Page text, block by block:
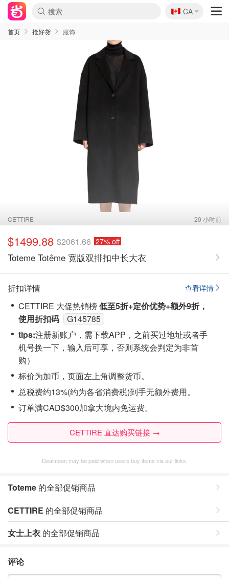
🇨🇦
CA
首页 抢好货 服饰
CETTIRE 20 小时前
$1499.88 $2061.66 27% off
Toteme Totême 宽版双排扣中长大衣
查看详情
折扣详情
CETTIRE 大促热销榜低至5折+定价优势+额外9折，
使用折扣码
G145785
tips:注‮新册‬账户，需下载APP，之前买过地址或者手
机号换一下，输入后可享，否则系统会‮定判‬为非首
购）
标价为加币，页面左上角调整货币。
总税费约13%(约为各省消费税)到手无额外费用。
订单满CAD$300加拿大境内免运费。
CETTIRE 直达购买链接 →
Dealmoon may be paid when users buy items via our links.
Toteme 的全部促销商品
CETTIRE 的全部促销商品
女士上衣 的全部促销商品
评论